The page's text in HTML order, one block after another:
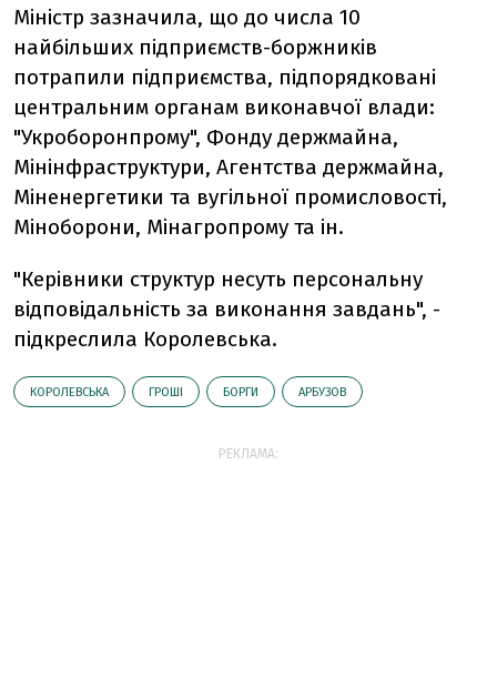
Міністр зазначила, що до числа 10
найбільших підприємств-боржників
потрапили підприємства, підпорядковані
центральним органам виконавчої влади:
"Укроборонпрому", Фонду держмайна,
Мінінфраструктури, Агентства держмайна,
Міненергетики та вугільної промисловості,
Міноборони, Мінагропрому та ін.
"Керівники структур несуть персональну
відповідальність за виконання завдань", -
підкреслила Королевська.
КОРОЛЕВСЬКА ГРОШІ БОРГИ АРБУЗОВ
РЕКЛАМА: